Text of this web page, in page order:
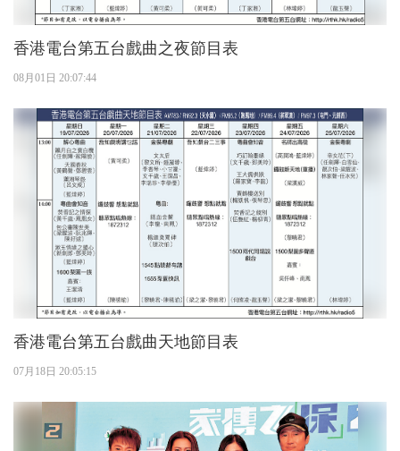
香港電台第五台戲曲之夜節目表
08月01日 20:07:44
香港電台第五台戲曲天地節目表
07月18日 20:05:15